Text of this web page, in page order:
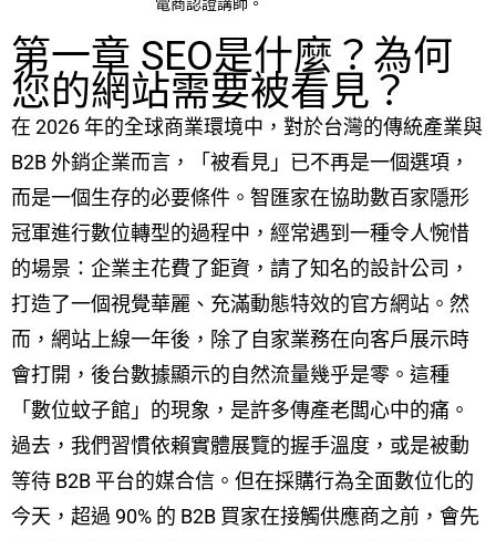
電商認證講師。
第一章 SEO是什麼？為何
您的網站需要被看見？
在 2026 年的全球商業環境中，對於台灣的傳統產業與
B2B 外銷企業而言，「被看見」已不再是一個選項，
而是一個生存的必要條件。智匯家在協助數百家隱形
冠軍進行數位轉型的過程中，經常遇到一種令人惋惜
的場景：企業主花費了鉅資，請了知名的設計公司，
打造了一個視覺華麗、充滿動態特效的官方網站。然
而，網站上線一年後，除了自家業務在向客戶展示時
會打開，後台數據顯示的自然流量幾乎是零。這種
「數位蚊子館」的現象，是許多傳產老闆心中的痛。
過去，我們習慣依賴實體展覽的握手溫度，或是被動
等待 B2B 平台的媒合信。但在採購行為全面數位化的
今天，超過 90% 的 B2B 買家在接觸供應商之前，會先